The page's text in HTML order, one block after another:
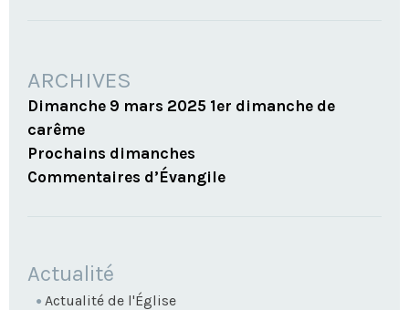
ARCHIVES
Dimanche 9 mars 2025 1er dimanche de
carême
Prochains dimanches
Commentaires d’Évangile
NAVIGATION
Actualité
Actualité de l'Église